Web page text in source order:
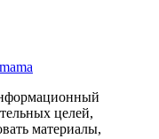
целей,
материалы,